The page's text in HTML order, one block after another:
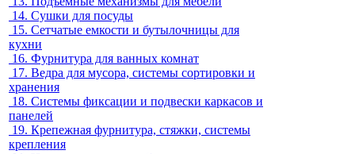
14. Сушки для посуды
15. Сетчатые емкости и бутылочницы для
кухни
16. Фурнитура для ванных комнат
17. Ведра для мусора, системы сортировки и
хранения
18. Системы фиксации и подвески каркасов и
панелей
19. Крепежная фурнитура, стяжки, системы
крепления